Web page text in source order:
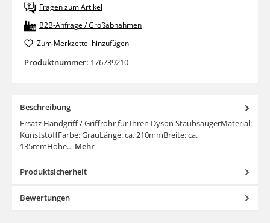
Fragen zum Artikel
B2B-Anfrage / Großabnahmen
Zum Merkzettel hinzufügen
Produktnummer: 176739210
Beschreibung
Ersatz Handgriff / Griffrohr für Ihren Dyson StaubsaugerMaterial:
KunststoffFarbe: GrauLänge: ca. 210mmBreite: ca.
135mmHöhe… Mehr
Produktsicherheit
Bewertungen